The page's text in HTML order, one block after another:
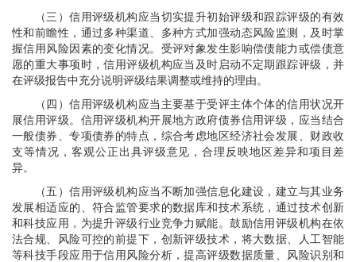
（三）信用评级机构应当切实提升初始评级和跟踪评级的有效
性和前瞻性，通过多种渠道、多种方式加强动态风险监测，及时掌
握信用风险因素的变化情况。受评对象发生影响偿债能力或偿债意
愿的重大事项时，信用评级机构应当及时启动不定期跟踪评级，并
在评级报告中充分说明评级结果调整或维持的理由。
（四）信用评级机构应当主要基于受评主体个体的信用状况开
展信用评级。信用评级机构开展地方政府债券信用评级，应当结合
一般债券、专项债券的特点，综合考虑地区经济社会发展、财政收
支等情况，客观公正出具评级意见，合理反映地区差异和项目差
异。
（五）信用评级机构应当不断加强信息化建设，建立与其业务
发展相适应的、符合监管要求的数据库和技术系统，通过技术创新
和科技应用，为提升评级行业竞争力赋能。鼓励信用评级机构在依
法合规、风险可控的前提下，创新评级技术，将大数据、人工智能
等科技手段应用于信用风险分析，提高评级数据质量、风险识别和